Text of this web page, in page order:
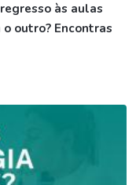
às aulas
outro? Encontras